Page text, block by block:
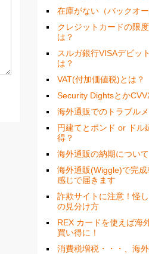
在庫がない（バックオ
クレジットカードの限
は？
スルガ銀行VISAデビッ
は？
VAT(付加価値税)とは？
Security Dightsとか
海外通販でのトラブル
円建てとポンド or ドル
得？
海外通販の納期について
海外通販(Wiggle)で完
感じで届きます
詐欺サイトに注意！怪
の見分け方
REX カードを使えば海
買い得に！
消費税増税・・・、海